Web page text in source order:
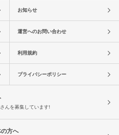
お知らせ
運営へのお問い合わせ
利用規約
プライバシーポリシー
んを募集しています!
方へ